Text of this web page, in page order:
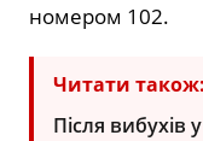
номером 102.
Читати також:
Після вибухів